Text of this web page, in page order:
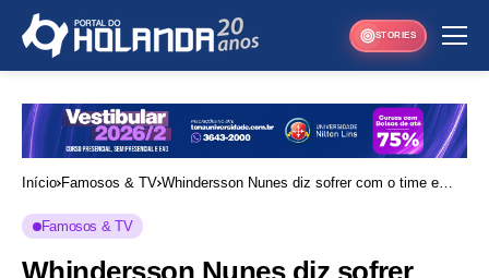
STORIES
Início Famosos & TV Whindersson Nunes diz sofrer com o time e
Famosos & TV